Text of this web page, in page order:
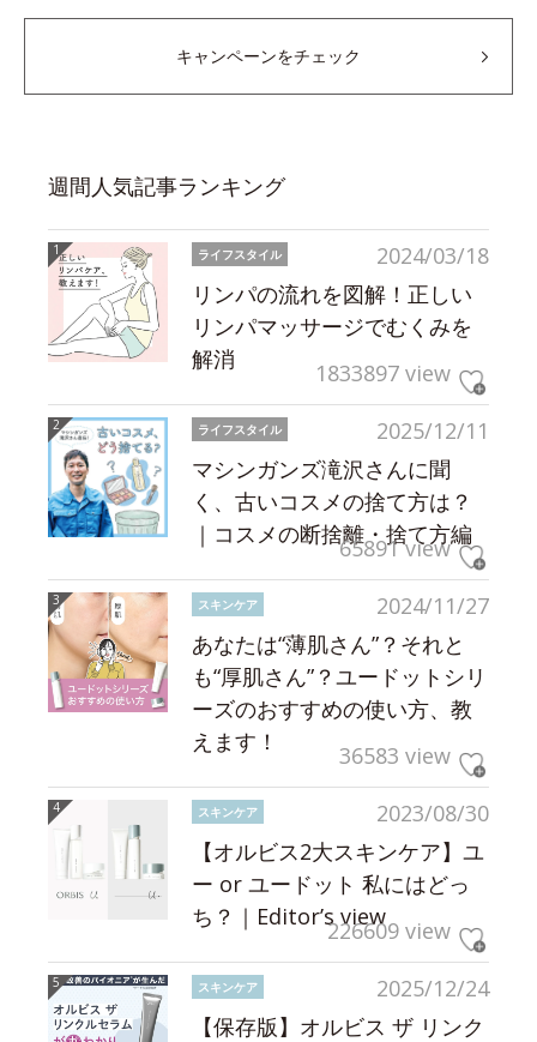
キャンペーンをチェック
週間人気記事ランキング
2024/03/18
ライフスタイル
リンパの流れを図解！正しい
リンパマッサージでむくみを
解消
1833897 view
2025/12/11
ライフスタイル
マシンガンズ滝沢さんに聞
く、古いコスメの捨て方は？
｜コスメの断捨離・捨て方編
65891 view
2024/11/27
スキンケア
あなたは“薄肌さん”？それと
も“厚肌さん”？ユードットシリ
ーズのおすすめの使い方、教
えます！
36583 view
2023/08/30
スキンケア
【オルビス2大スキンケア】ユ
ー or ユードット 私にはどっ
ち？｜Editor’s view226609 view
2025/12/24
スキンケア
【保存版】オルビス ザ リンク